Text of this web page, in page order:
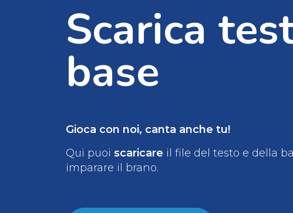
Scarica
base
Gioca con noi, canta anche tu!
Qui puoi scaricare il file del testo e della
imparare il brano.